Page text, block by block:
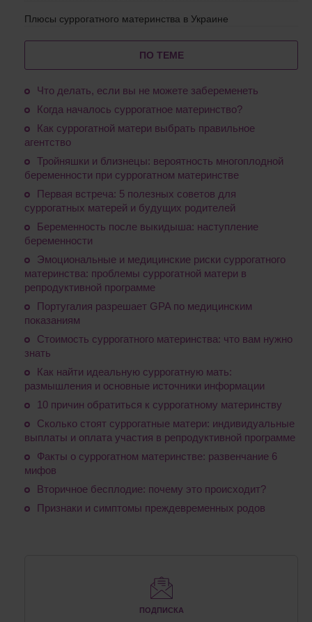
Плюсы суррогатного материнства в Украине
ПО ТЕМЕ
Что делать, если вы не можете забеременеть
Когда началось суррогатное материнство?
Как суррогатной матери выбрать правильное
агентство
Тройняшки и близнецы: вероятность многоплодной
беременности при суррогатном материнстве
Первая встреча: 5 полезных советов для
суррогатных матерей и будущих родителей
Беременность после выкидыша: наступление
беременности
Эмоциональные и медицинские риски суррогатного
материнства: проблемы суррогатной матери в
репродуктивной программе
Португалия разрешает GPA по медицинским
показаниям
Стоимость суррогатного материнства: что вам нужно
знать
Как найти идеальную суррогатную мать:
размышления и основные источники информации
10 причин обратиться к суррогатному материнству
Сколько стоят суррогатные матери: индивидуальные
выплаты и оплата участия в репродуктивной программе
Факты о суррогатном материнстве: развенчание 6
мифов
Вторичное бесплодие: почему это происходит?
Признаки и симптомы преждевременных родов
ПОДПИСКА